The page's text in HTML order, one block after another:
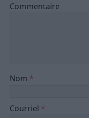
Commentaire
Nom *
Courriel *